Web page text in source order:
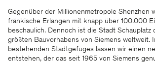
Gegenüber der Millionenmetropole Shenzhen
fränkische Erlangen mit knapp über 100.000
beschaulich. Dennoch ist die Stadt Schauplatz
größten Bauvorhabens von Siemens weltweit.
bestehenden Stadtgefüges lassen wir einen
entstehen, der das seit 1965 von Siemens